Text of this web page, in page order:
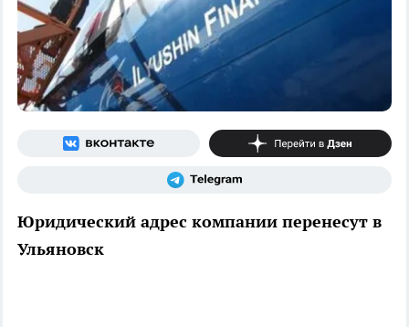
Юридический адрес компании перенесут в
Ульяновск